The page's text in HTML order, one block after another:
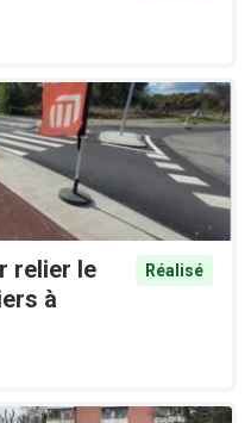
relier le
à
Réalisé